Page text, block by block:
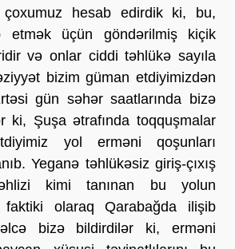
hesab edirdik ki, bu,
etmək üçün göndərilmiş kiçik
və onlar ciddi təhlükə sayıla
bizim güman etdiyimizdən
gün səhər saatlarında bizə
ki, Şuşa ətrafında toqquşmalar
yol erməni qoşunları
Yeganə təhlükəsiz giriş-çıxış
kimi tanınan bu yolun
faktiki olaraq Qarabağda ilişib
bizə bildirdilər ki, erməni